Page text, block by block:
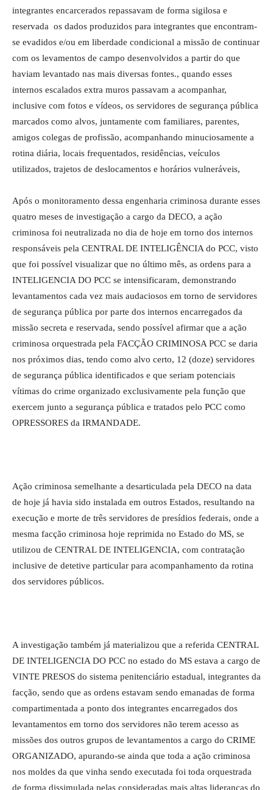
integrantes encarcerados repassavam de forma sigilosa e
reservada os dados produzidos para integrantes que encontram-
se evadidos e/ou em liberdade condicional a missão de continuar
com os levamentos de campo desenvolvidos a partir do que
haviam levantado nas mais diversas fontes., quando esses
internos escalados extra muros passavam a acompanhar,
inclusive com fotos e vídeos, os servidores de segurança pública
marcados como alvos, juntamente com familiares, parentes,
amigos colegas de profissão, acompanhando minuciosamente a
rotina diária, locais frequentados, residências, veículos
utilizados, trajetos de deslocamentos e horários vulneráveis,
Após o monitoramento dessa engenharia criminosa durante esses
quatro meses de investigação a cargo da DECO, a ação
criminosa foi neutralizada no dia de hoje em torno dos internos
responsáveis pela CENTRAL DE INTELIGÊNCIA do PCC, visto
que foi possível visualizar que no último mês, as ordens para a
INTELIGENCIA DO PCC se intensificaram, demonstrando
levantamentos cada vez mais audaciosos em torno de servidores
de segurança pública por parte dos internos encarregados da
missão secreta e reservada, sendo possível afirmar que a ação
criminosa orquestrada pela FACÇÃO CRIMINOSA PCC se daria
nos próximos dias, tendo como alvo certo, 12 (doze) servidores
de segurança pública identificados e que seriam potenciais
vítimas do crime organizado exclusivamente pela função que
exercem junto a segurança pública e tratados pelo PCC como
OPRESSORES da IRMANDADE.
Ação criminosa semelhante a desarticulada pela DECO na data
de hoje já havia sido instalada em outros Estados, resultando na
execução e morte de três servidores de presídios federais, onde a
mesma facção criminosa hoje reprimida no Estado do MS, se
utilizou de CENTRAL DE INTELIGENCIA, com contratação
inclusive de detetive particular para acompanhamento da rotina
dos servidores públicos.
A investigação também já materializou que a referida CENTRAL
DE INTELIGENCIA DO PCC no estado do MS estava a cargo de
VINTE PRESOS do sistema penitenciário estadual, integrantes da
facção, sendo que as ordens estavam sendo emanadas de forma
compartimentada a ponto dos integrantes encarregados dos
levantamentos em torno dos servidores não terem acesso as
missões dos outros grupos de levantamentos a cargo do CRIME
ORGANIZADO, apurando-se ainda que toda a ação criminosa
nos moldes da que vinha sendo executada foi toda orquestrada
de forma dissimulada pelas consideradas mais altas lideranças do